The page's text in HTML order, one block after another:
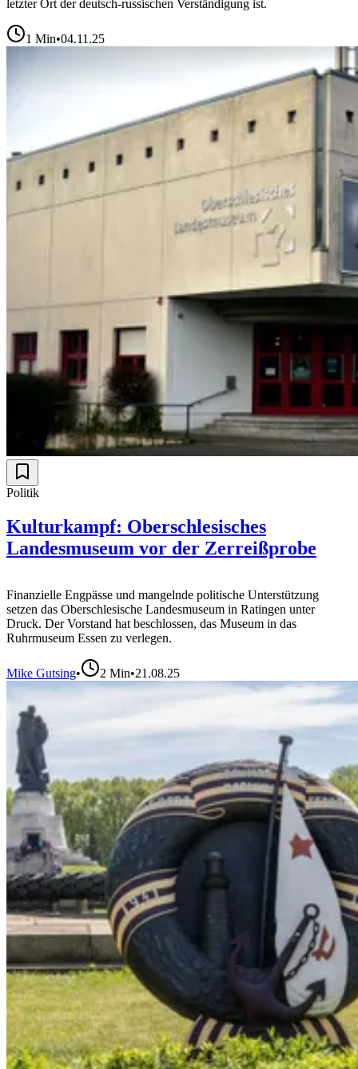
letzter Ort der deutsch-russischen Verständigung ist.
1 Min•04.11.25
Politik
Kulturkampf: Oberschlesisches
Landesmuseum vor der Zerreißprobe
Finanzielle Engpässe und mangelnde politische Unterstützung
setzen das Oberschlesische Landesmuseum in Ratingen unter
Druck. Der Vorstand hat beschlossen, das Museum in das
Ruhrmuseum Essen zu verlegen.
Mike Gutsing• 2 Min•21.08.25